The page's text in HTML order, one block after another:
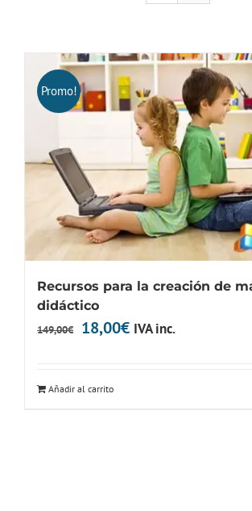
Promo!
Recursos para la creación de
didáctico
149,00€
El
era:
18,00€ElIVA inc.
Añadir al carrito